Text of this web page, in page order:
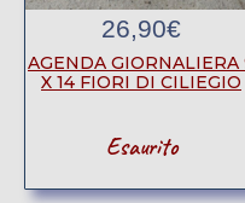
26,90€
AGENDA GIORNALIERA
X 14 FIORI DI CILIEGIO
Esaurito